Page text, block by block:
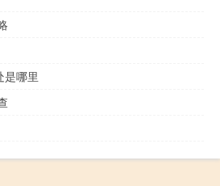
是哪里